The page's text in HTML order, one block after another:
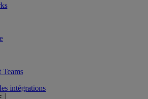
intégrations